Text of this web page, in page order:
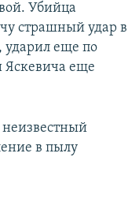
Убийца
страшный удар в
ударил еще по
Яскевича еще
в пылу